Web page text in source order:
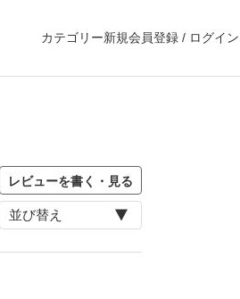
カテゴリー新規会員登録 / ログイン
レビューを書く・見る